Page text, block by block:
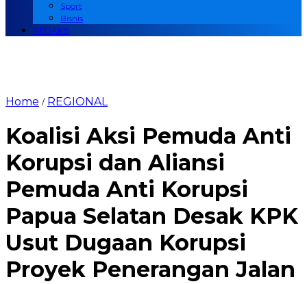
Sport
Bisnis
REDAKSI
Home / REGIONAL
Koalisi Aksi Pemuda Anti
Korupsi dan Aliansi
Pemuda Anti Korupsi
Papua Selatan Desak KPK
Usut Dugaan Korupsi
Proyek Penerangan Jalan